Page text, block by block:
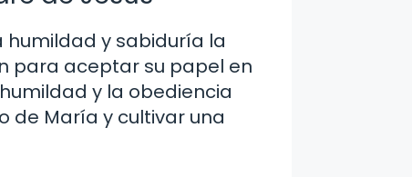
humildad y sabiduría la
para aceptar su papel en
y la obediencia
de María y cultivar una